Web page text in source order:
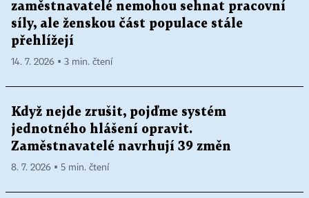
zaměstnavatelé nemohou sehnat pracovní
síly, ale ženskou část populace stále
přehlížejí
14. 7. 2026 ▪ 3 min. čtení
Když nejde zrušit, pojďme systém
jednotného hlášení opravit.
Zaměstnavatelé navrhují 39 změn
8. 7. 2026 ▪ 5 min. čtení